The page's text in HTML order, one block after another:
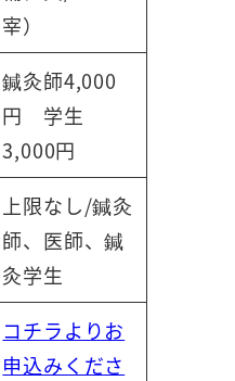
宰）
鍼灸師4,000
円 学生
3,000円
上限なし/鍼灸
師、医師、鍼
灸学生
コチラよりお
申込みくださ